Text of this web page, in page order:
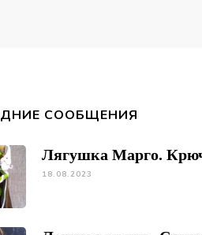
СООБЩЕНИЯ
Лягушка Марго.
18.08.2023